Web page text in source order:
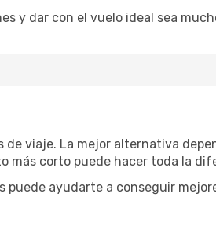
y dar con el vuelo ideal sea
viaje. La mejor alternativa
más corto puede hacer toda la
ayudarte a conseguir